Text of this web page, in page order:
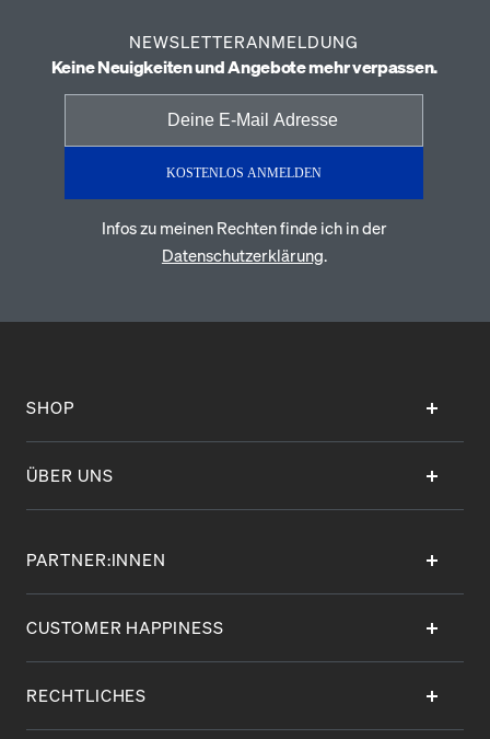
NEWSLETTERANMELDUNG
Keine Neuigkeiten und Angebote mehr verpassen.
KOSTENLOS ANMELDEN
Infos zu meinen Rechten finde ich in der
Datenschutzerklärung.
SHOP
ÜBER UNS
PARTNER:INNEN
CUSTOMER HAPPINESS
RECHTLICHES